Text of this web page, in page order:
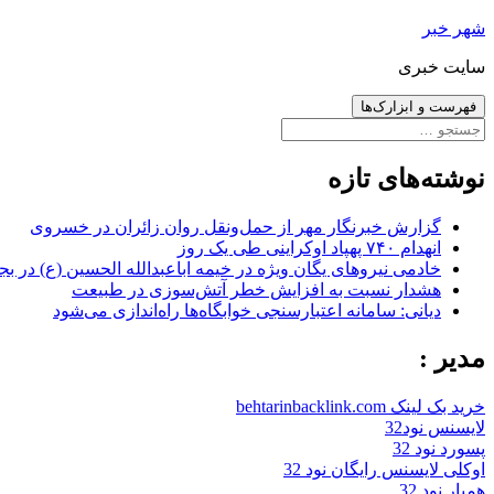
رفتن
نوشته‌ها
شهر خبر
سایت خبری
فهرست و ابزارک‌ها
جستجو
نوشته‌های تازه
گزارش خبرنگار مهر از حمل‌ونقل روان زائران در خسروی
انهدام ۷۴۰ پهپاد اوکراینی طی یک روز
خادمی نیروهای یگان ویژه در خیمه اباعبدالله الحسین (ع) در
هشدار نسبت به افزایش خطر آتش‌سوزی در طبیعت
دیانی: سامانه اعتبارسنجی خوابگاه‌ها راه‌اندازی می‌شود
مدیر :
خرید بک لینک behtarinbacklink.com
لایسنس نود32
پسورد نود 32
اوکلی لایسنس رایگان نود 32
همیار نود 32